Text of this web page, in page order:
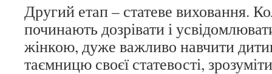
Другий етап – статеве виховання.
починають дозрівати і
жінкою, дуже важливо навчити
таємницю своєї статевості,